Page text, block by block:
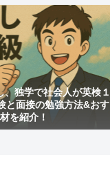
、独学で社会人が英検１
と面接の勉強方法&おす
を紹介！